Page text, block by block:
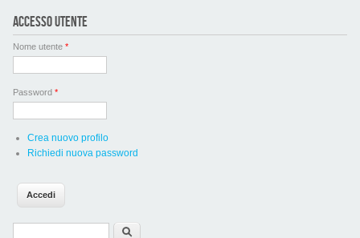
ACCESSO UTENTE
Nome utente *
Password *
Crea nuovo profilo
Richiedi nuova password